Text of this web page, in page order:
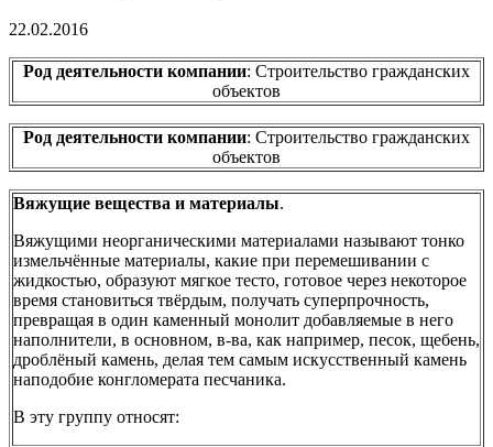
22.02.2016
Род деятельности компании: Строительство гражданских
объектов
Род деятельности компании: Строительство гражданских
объектов
Вяжущие вещества и материалы.
Вяжущими неорганическими материалами называют тонко
измельчённые материалы, какие при перемешивании с
жидкостью, образуют мягкое тесто, готовое через некоторое
время становиться твёрдым, получать суперпрочность,
превращая в один каменный монолит добавляемые в него
наполнители, в основном, в-ва, как например, песок, щебень,
дроблёный камень, делая тем самым искусственный камень
наподобие конгломерата песчаника.
В эту группу относят: